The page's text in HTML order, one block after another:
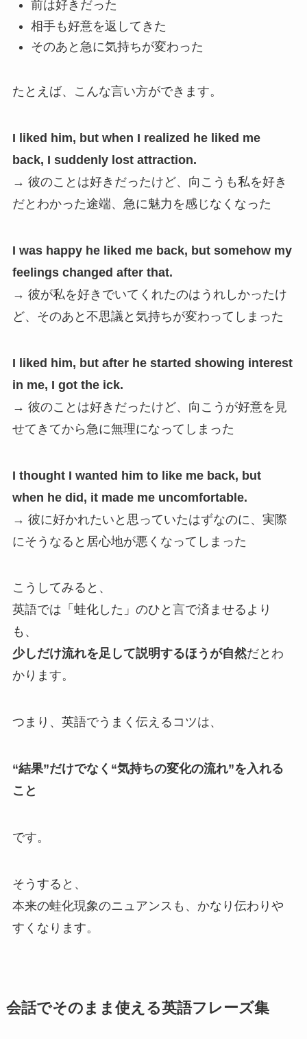
前は好きだった
相手も好意を返してきた
そのあと急に気持ちが変わった
たとえば、こんな言い方ができます。
I liked him, but when I realized he liked me
back, I suddenly lost attraction.
→ 彼のことは好きだったけど、向こうも私を好き
だとわかった途端、急に魅力を感じなくなった
I was happy he liked me back, but somehow my
feelings changed after that.
→ 彼が私を好きでいてくれたのはうれしかったけ
ど、そのあと不思議と気持ちが変わってしまった
I liked him, but after he started showing interest
in me, I got the ick.
→ 彼のことは好きだったけど、向こうが好意を見
せてきてから急に無理になってしまった
I thought I wanted him to like me back, but
when he did, it made me uncomfortable.
→ 彼に好かれたいと思っていたはずなのに、実際
にそうなると居心地が悪くなってしまった
こうしてみると、
英語では「蛙化した」のひと言で済ませるより
も、
少しだけ流れを足して説明するほうが自然だとわ
かります。
つまり、英語でうまく伝えるコツは、
“結果”だけでなく“気持ちの変化の流れ”を入れる
こと
です。
そうすると、
本来の蛙化現象のニュアンスも、かなり伝わりや
すくなります。
会話でそのまま使える英語フレーズ集